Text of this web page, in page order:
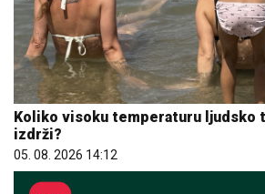
Koliko visoku temperaturu ljudsko
izdrži?
05. 08. 2026 14:12